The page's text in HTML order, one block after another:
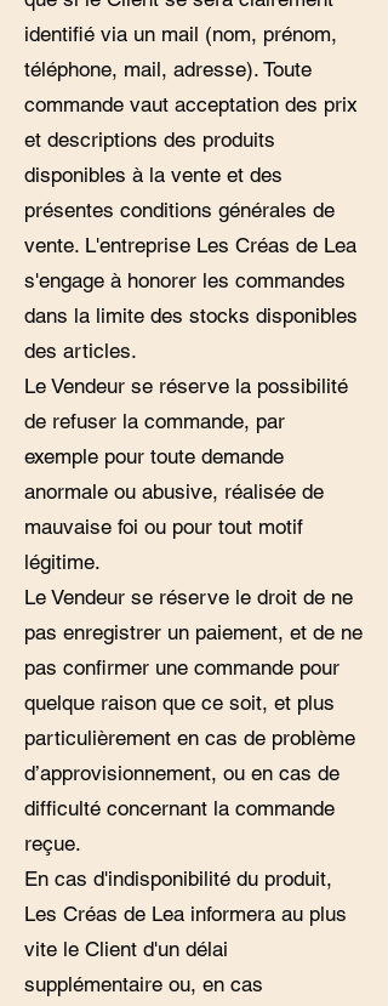
identifié via un mail (nom, prénom,
téléphone, mail, adresse). Toute
commande vaut acceptation des prix
et descriptions des produits
disponibles à la vente et des
présentes conditions générales de
vente. L'entreprise Les Créas de Lea
s'engage à honorer les commandes
dans la limite des stocks disponibles
des articles.
Le Vendeur se réserve la possibilité
de refuser la commande, par
exemple pour toute demande
anormale ou abusive, réalisée de
mauvaise foi ou pour tout motif
légitime.
Le Vendeur se réserve le droit de ne
pas enregistrer un paiement, et de ne
pas confirmer une commande pour
quelque raison que ce soit, et plus
particulièrement en cas de problème
d’approvisionnement, ou en cas de
difficulté concernant la commande
reçue.
En cas d'indisponibilité du produit,
Les Créas de Lea informera au plus
vite le Client d'un délai
supplémentaire ou, en cas